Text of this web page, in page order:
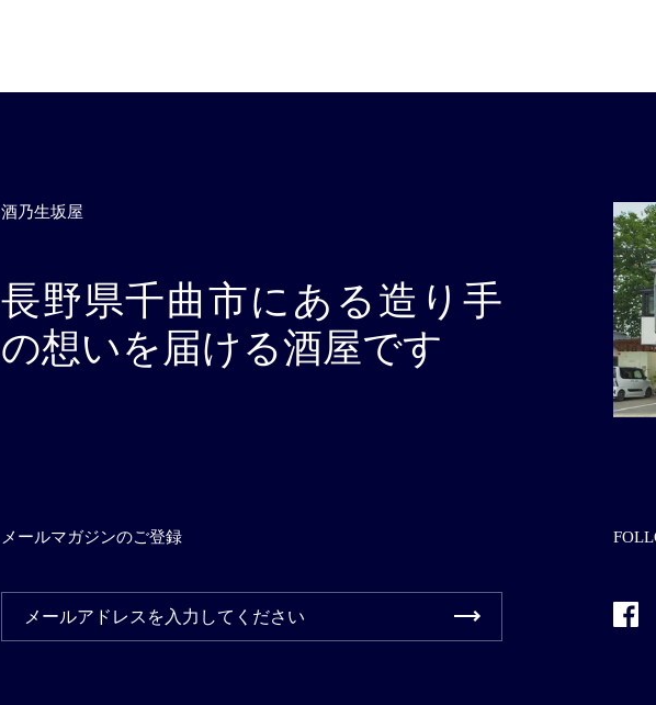
酒乃生坂屋
長野県千曲市にある造り手
の想いを届ける酒屋です
メールマガジンのご登録